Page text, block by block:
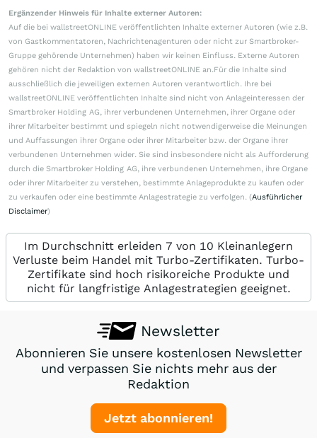
Ergänzender Hinweis für Inhalte externer Autoren:
Auf die bei wallstreetONLINE veröffentlichten Inhalte externer Autoren (wie z.B.
von Gastkommentatoren, Nachrichtenagenturen oder nicht zur Smartbroker-
Gruppe gehörende Unternehmen) haben wir keinen Einfluss. Externe Autoren
gehören nicht der Redaktion von wallstreetONLINE an.Für die Inhalte sind
ausschließlich die jeweiligen externen Autoren verantwortlich. Ihre bei
wallstreetONLINE veröffentlichten Inhalte sind nicht von Anlageinteressen der
Smartbroker Holding AG, ihrer verbundenen Unternehmen, ihrer Organe oder
ihrer Mitarbeiter bestimmt und spiegeln nicht notwendigerweise die Meinungen
und Auffassungen ihrer Organe oder ihrer Mitarbeiter bzw. der Organe ihrer
verbundenen Unternehmen wider. Sie sind insbesondere nicht als Aufforderung
durch die Smartbroker Holding AG, ihre verbundenen Unternehmen, ihre Organe
oder ihrer Mitarbeiter zu verstehen, bestimmte Anlageprodukte zu kaufen oder
zu verkaufen oder eine bestimmte Anlagestrategie zu verfolgen. (Ausführlicher
Disclaimer)
Im Durchschnitt erleiden 7 von 10 Kleinanlegern
Verluste beim Handel mit Turbo-Zertifikaten. Turbo-
Zertifikate sind hoch risikoreiche Produkte und
nicht für langfristige Anlagestrategien geeignet.
Newsletter
Abonnieren Sie unsere kostenlosen Newsletter
und verpassen Sie nichts mehr aus der
Redaktion
Jetzt abonnieren!